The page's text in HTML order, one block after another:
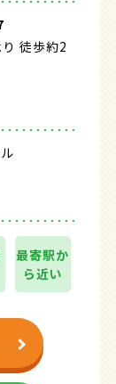
徒歩約2
最寄駅か
ら近い